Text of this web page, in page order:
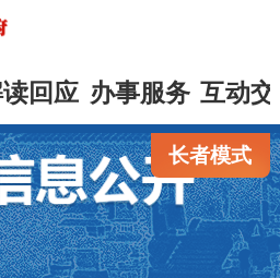
回应 办事服务 互动
长者模式